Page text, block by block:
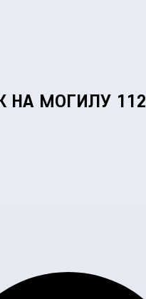
НА МОГИЛУ